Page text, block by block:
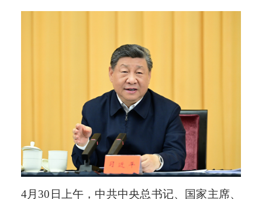
4月30日上午，中共中央总书记、国家主席、